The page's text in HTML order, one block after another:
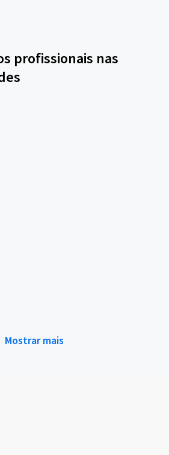
profissionais nas
Mostrar mais